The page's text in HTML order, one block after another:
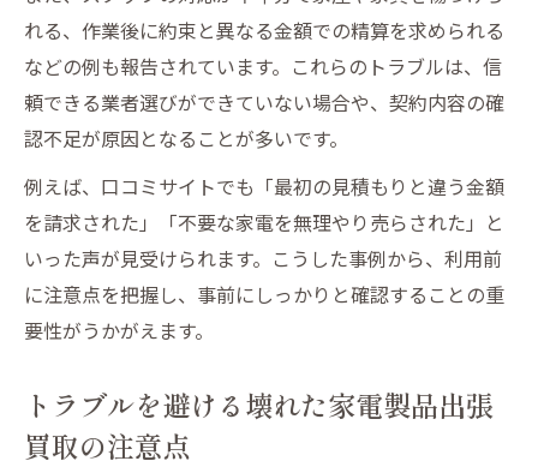
れる、作業後に約束と異なる金額での精算を求められる
などの例も報告されています。これらのトラブルは、信
頼できる業者選びができていない場合や、契約内容の確
認不足が原因となることが多いです。
例えば、口コミサイトでも「最初の見積もりと違う金額
を請求された」「不要な家電を無理やり売らされた」と
いった声が見受けられます。こうした事例から、利用前
に注意点を把握し、事前にしっかりと確認することの重
要性がうかがえます。
トラブルを避ける壊れた家電製品出張
買取の注意点